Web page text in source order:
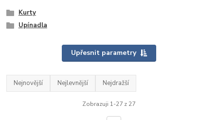
Kurty
Upínadla
Upřesnit parametry
Nejnovější Nejlevnější Nejdražší
Zobrazuji 1-27 z 27